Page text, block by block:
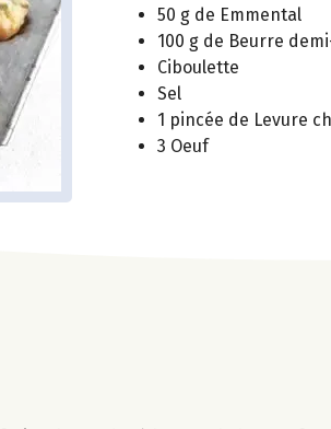
50 g de Emmental
100 g de Beurre
Ciboulette
Sel
1 pincée de Levure
3 Oeuf